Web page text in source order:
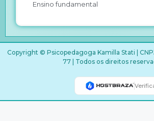
Ensino fundamental
Copyright © Psicopedagoga Kamilla Stati |
77 | Todos os direitos